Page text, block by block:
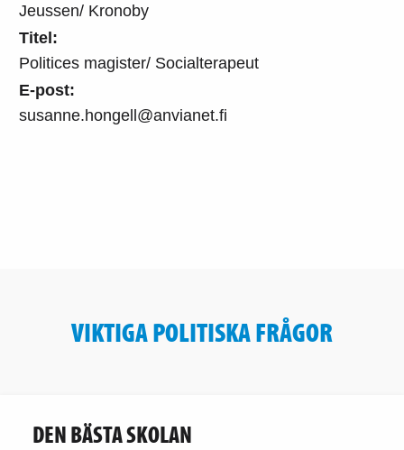
Jeussen/ Kronoby
Titel:
Politices magister/ Socialterapeut
E-post:
susanne.hongell@anvianet.fi
VIKTIGA POLITISKA FRÅGOR
DEN BÄSTA SKOLAN